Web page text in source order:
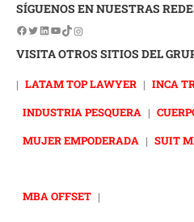
SÍGUENOS EN NUESTRAS
VISITA OTROS SITIOS DEL
| LATAM TOP LAWYER | INCA
INDUSTRIA PESQUERA |
MUJER EMPODERADA | SUIT
MBA OFFSET |